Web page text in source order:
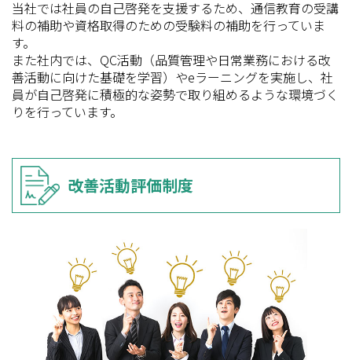
当社では社員の自己啓発を支援するため、通信教育の受講
料の補助や資格取得のための受験料の補助を行っていま
す。
また社内では、QC活動（品質管理や日常業務における改
善活動に向けた基礎を学習）やeラーニングを実施し、社
員が自己啓発に積極的な姿勢で取り組めるような環境づく
りを行っています。
改善活動評価制度